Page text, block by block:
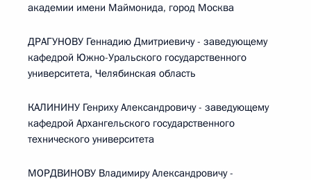
академии имени Маймонида, город Москва
ДРАГУНОВУ Геннадию Дмитриевичу - заведующему
кафедрой Южно-Уральского государственного
университета, Челябинская область
КАЛИНИНУ Генриху Александровичу - заведующему
кафедрой Архангельского государственного
технического университета
МОРДВИНОВУ Владимиру Александровичу -